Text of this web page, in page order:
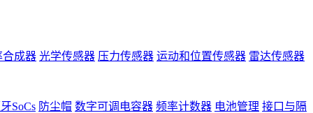
合成器 光学传感器 压力传感器 运动和位置传感器 雷达传感器
SoCs 防尘帽 数字可调电容器 频率计数器 电池管理 接口与隔